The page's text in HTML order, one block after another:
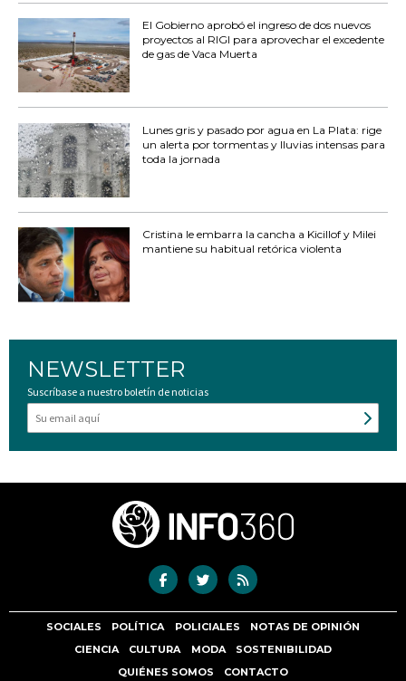
El Gobierno aprobó el ingreso de dos nuevos
proyectos al RIGI para aprovechar el excedente
de gas de Vaca Muerta
Lunes gris y pasado por agua en La Plata: rige
un alerta por tormentas y lluvias intensas para
toda la jornada
Cristina le embarra la cancha a Kicillof y Milei
mantiene su habitual retórica violenta
NEWSLETTER
Suscríbase a nuestro boletín de noticias
SOCIALES POLÍTICA POLICIALES
NOTAS DE OPINIÓN
CIENCIA
CULTURA MODA
SOSTENIBILIDAD
QUIÉNES SOMOS
CONTACTO